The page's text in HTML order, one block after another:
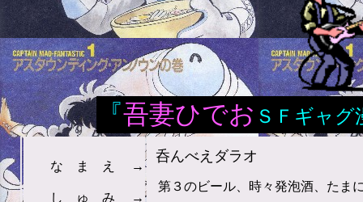
『吾妻ひでお ＳＦギャグ
な ま え →
し ゅ み →
呑んべえダラオ
第３のビール、時々発泡酒、たま